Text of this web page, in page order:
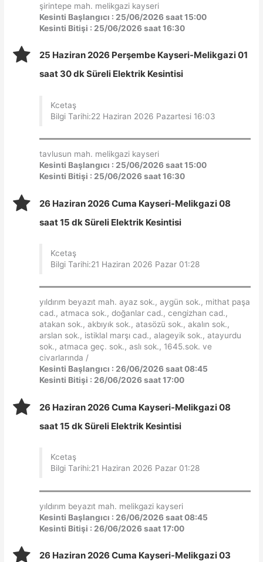
şirintepe mah. melikgazi kayseri
Kesinti Başlangıcı : 25/06/2026 saat 15:00
Kesinti Bitişi : 25/06/2026 saat 16:30
25 Haziran 2026 Perşembe Kayseri-Melikgazi 01
saat 30 dk Süreli Elektrik Kesintisi
Kcetaş
Bilgi Tarihi:22 Haziran 2026 Pazartesi 16:03
tavlusun mah. melikgazi kayseri
Kesinti Başlangıcı : 25/06/2026 saat 15:00
Kesinti Bitişi : 25/06/2026 saat 16:30
26 Haziran 2026 Cuma Kayseri-Melikgazi 08
saat 15 dk Süreli Elektrik Kesintisi
Kcetaş
Bilgi Tarihi:21 Haziran 2026 Pazar 01:28
yıldırım beyazıt mah. ayaz sok., aygün sok., mithat paşa
cad., atmaca sok., doğanlar cad., cengizhan cad.,
atakan sok., akbıyık sok., atasözü sok., akalın sok.,
arslan sok., istiklal marşı cad., alageyik sok., atayurdu
sok., atmaca geç. sok., aslı sok., 1645.sok. ve
civarlarında /
Kesinti Başlangıcı : 26/06/2026 saat 08:45
Kesinti Bitişi : 26/06/2026 saat 17:00
26 Haziran 2026 Cuma Kayseri-Melikgazi 08
saat 15 dk Süreli Elektrik Kesintisi
Kcetaş
Bilgi Tarihi:21 Haziran 2026 Pazar 01:28
yıldırım beyazıt mah. melikgazi kayseri
Kesinti Başlangıcı : 26/06/2026 saat 08:45
Kesinti Bitişi : 26/06/2026 saat 17:00
26 Haziran 2026 Cuma Kayseri-Melikgazi 03